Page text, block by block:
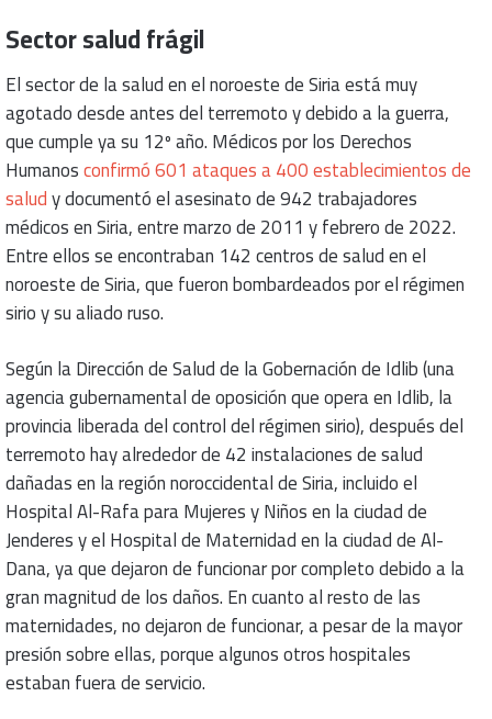
Sector salud frágil
El sector de la salud en el noroeste de Siria está muy
agotado desde antes del terremoto y debido a la guerra,
que cumple ya su 12º año. Médicos por los Derechos
Humanosconfirmó 601 ataques a 400 establecimientos de
saludy documentó el asesinato de 942 trabajadores
médicos en Siria, entre marzo de 2011 y febrero de 2022.
Entre ellos se encontraban 142 centros de salud en el
noroeste de Siria, que fueron bombardeados por el régimen
sirio y su aliado ruso.
Según la Dirección de Salud de la Gobernación de Idlib (una
agencia gubernamental de oposición que opera en Idlib, la
provincia liberada del control del régimen sirio), después del
terremoto hay alrededor de 42 instalaciones de salud
dañadas en la región noroccidental de Siria, incluido el
Hospital Al-Rafa para Mujeres y Niños en la ciudad de
Jenderes y el Hospital de Maternidad en la ciudad de Al-
Dana, ya que dejaron de funcionar por completo debido a la
gran magnitud de los daños. En cuanto al resto de las
maternidades, no dejaron de funcionar, a pesar de la mayor
presión sobre ellas, porque algunos otros hospitales
estaban fuera de servicio.